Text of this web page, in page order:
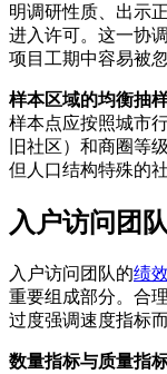
明调研性质、出示
进入许可。这一协
项目工期中容易被
样本区域的均衡抽样
样本点应按照城市
旧社区）和商圈等
但人口结构特殊的
入户访问团
入户访问团队的绩效
重要组成部分。合
过度强调速度指标
数量指标与质量指